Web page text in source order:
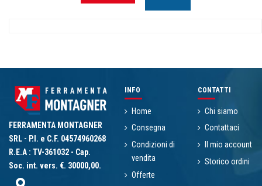
FERRAMENTA MONTAGNER
SRL - P.I. e C.F. 04574960268
R.E.A : TV-361032 - Cap.
Soc. int. vers. €. 30000,00.
INFO
Home
Consegna
Condizioni di
vendita
Offerte
CONTATTI
Chi siamo
Contattaci
Il mio account
Storico ordini